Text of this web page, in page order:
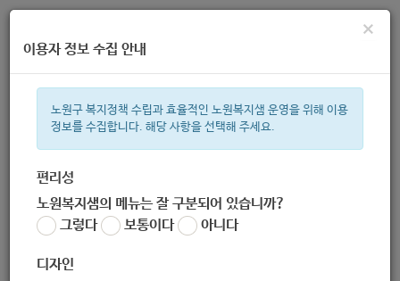
주간 인기검색어
한눈으로 보는 복지 정보
×
이용자 정보 수집 안내
노원구 복지정책 수립과 효율적인 노원복지샘 운영을 위해 이용
정보를 수집합니다. 해당 사항을 선택해 주세요.
편리성
노원복지샘의 메뉴는 잘 구분되어 있습니까?
그렇다
보통이다 아니다
디자인